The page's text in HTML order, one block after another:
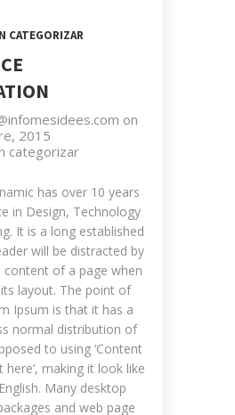
CATEGORIZAR
on
2015
categorizar
has over 10 years
in Design, Technology
It is a long established
will be distracted by
content of a page when
layout. The point of
Ipsum is that it has a
normal distribution of
to using ‘Content
here’, making it look like
Many desktop
and web page